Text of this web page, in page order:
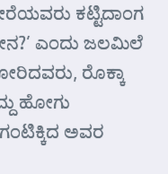
ಕಟ್ಟಿದಾಂಗ
ಎಂದು ಜಲಮಿಲೆ
ರೊಕ್ಕಾ
ಹೋಗು
ಅವರ